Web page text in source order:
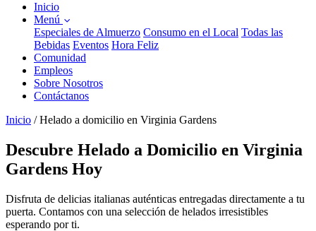
Inicio
Menú
Especiales de Almuerzo Consumo en el Local Todas las
Bebidas Eventos Hora Feliz
Comunidad
Empleos
Sobre Nosotros
Contáctanos
Inicio / Helado a domicilio en Virginia Gardens
Descubre Helado a Domicilio en Virginia
Gardens Hoy
Disfruta de delicias italianas auténticas entregadas directamente a tu
puerta. Contamos con una selección de helados irresistibles
esperando por ti.